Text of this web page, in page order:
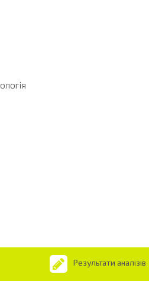
Результати аналізів